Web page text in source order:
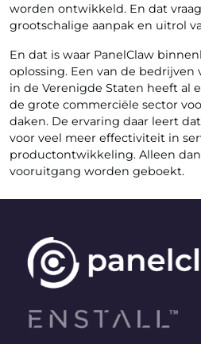
worden ontwikkeld. En dat
grootschalige aanpak en uitrol
En dat is waar PanelClaw
oplossing. Een van de bedrijven
in de Verenigde Staten heeft al
de grote commerciële sector
daken. De ervaring daar leert
voor veel meer effectiviteit in
productontwikkeling. Alleen
vooruitgang worden geboekt.